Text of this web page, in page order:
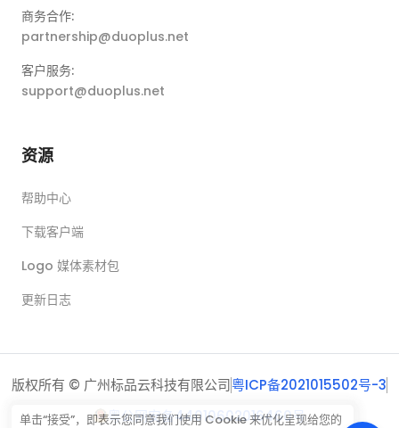
商务合作:
partnership@duoplus.net
客户服务:
support@duoplus.net
资源
帮助中心
下载客户端
Logo 媒体素材包
更新日志
版权所有 © 广州标品云科技有限公司粤ICP备2021015502号-3
粤公网安备44010602016460号
单击“接受”，即表示您同意我们使用 Cookie 来优化呈现给您的